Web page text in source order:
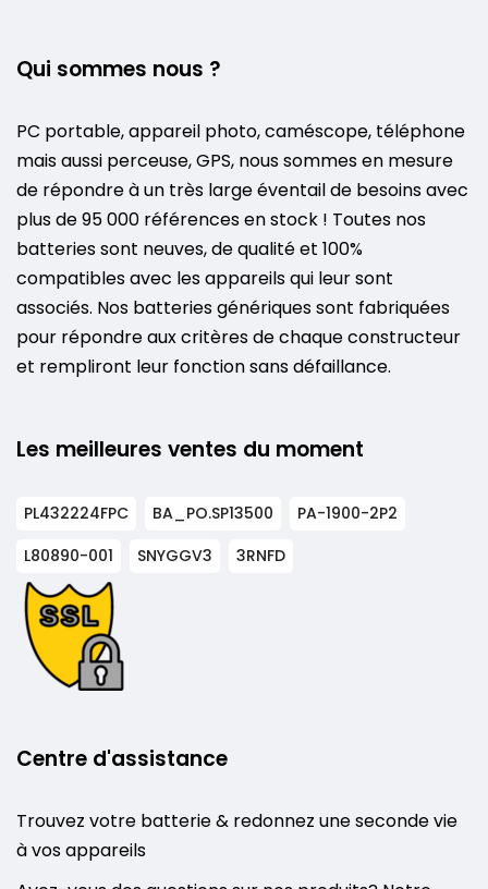
Qui sommes nous ?
PC portable, appareil photo, caméscope, téléphone
mais aussi perceuse, GPS, nous sommes en mesure
de répondre à un très large éventail de besoins avec
plus de 95 000 références en stock ! Toutes nos
batteries sont neuves, de qualité et 100%
compatibles avec les appareils qui leur sont
associés. Nos batteries génériques sont fabriquées
pour répondre aux critères de chaque constructeur
et rempliront leur fonction sans défaillance.
Les meilleures ventes du moment
PL432224FPC BA_PO.SP13500
PA-1900-2P2
L80890-001
SNYGGV3 3RNFD
Centre d'assistance
Trouvez votre batterie & redonnez une seconde vie
à vos appareils